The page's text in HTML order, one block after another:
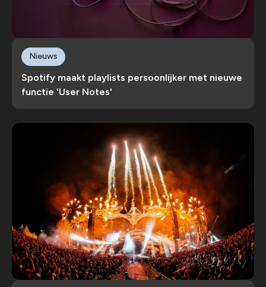
Spotify maakt playlists persoonlijker met nieuwe
functie 'User Notes'
Nieuws